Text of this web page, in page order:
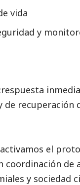
vida
y
:respuesta
de
activamos el
coordinación de
y sociedad